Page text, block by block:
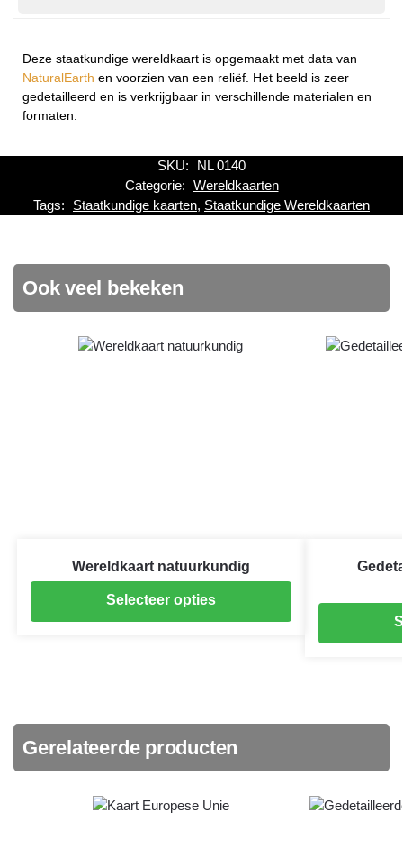
Deze staatkundige wereldkaart is opgemaakt met data van
NaturalEarth en voorzien van een reliëf. Het beeld is zeer
gedetailleerd en is verkrijgbaar in verschillende materialen en
formaten.
SKU:
NL 0140
Categorie: Wereldkaarten
Tags:
Staatkundige kaarten, Staatkundige Wereldkaarten
Ook veel bekeken
Wereldkaart natuurkundig
Selecteer opties
Gerelateerde producten